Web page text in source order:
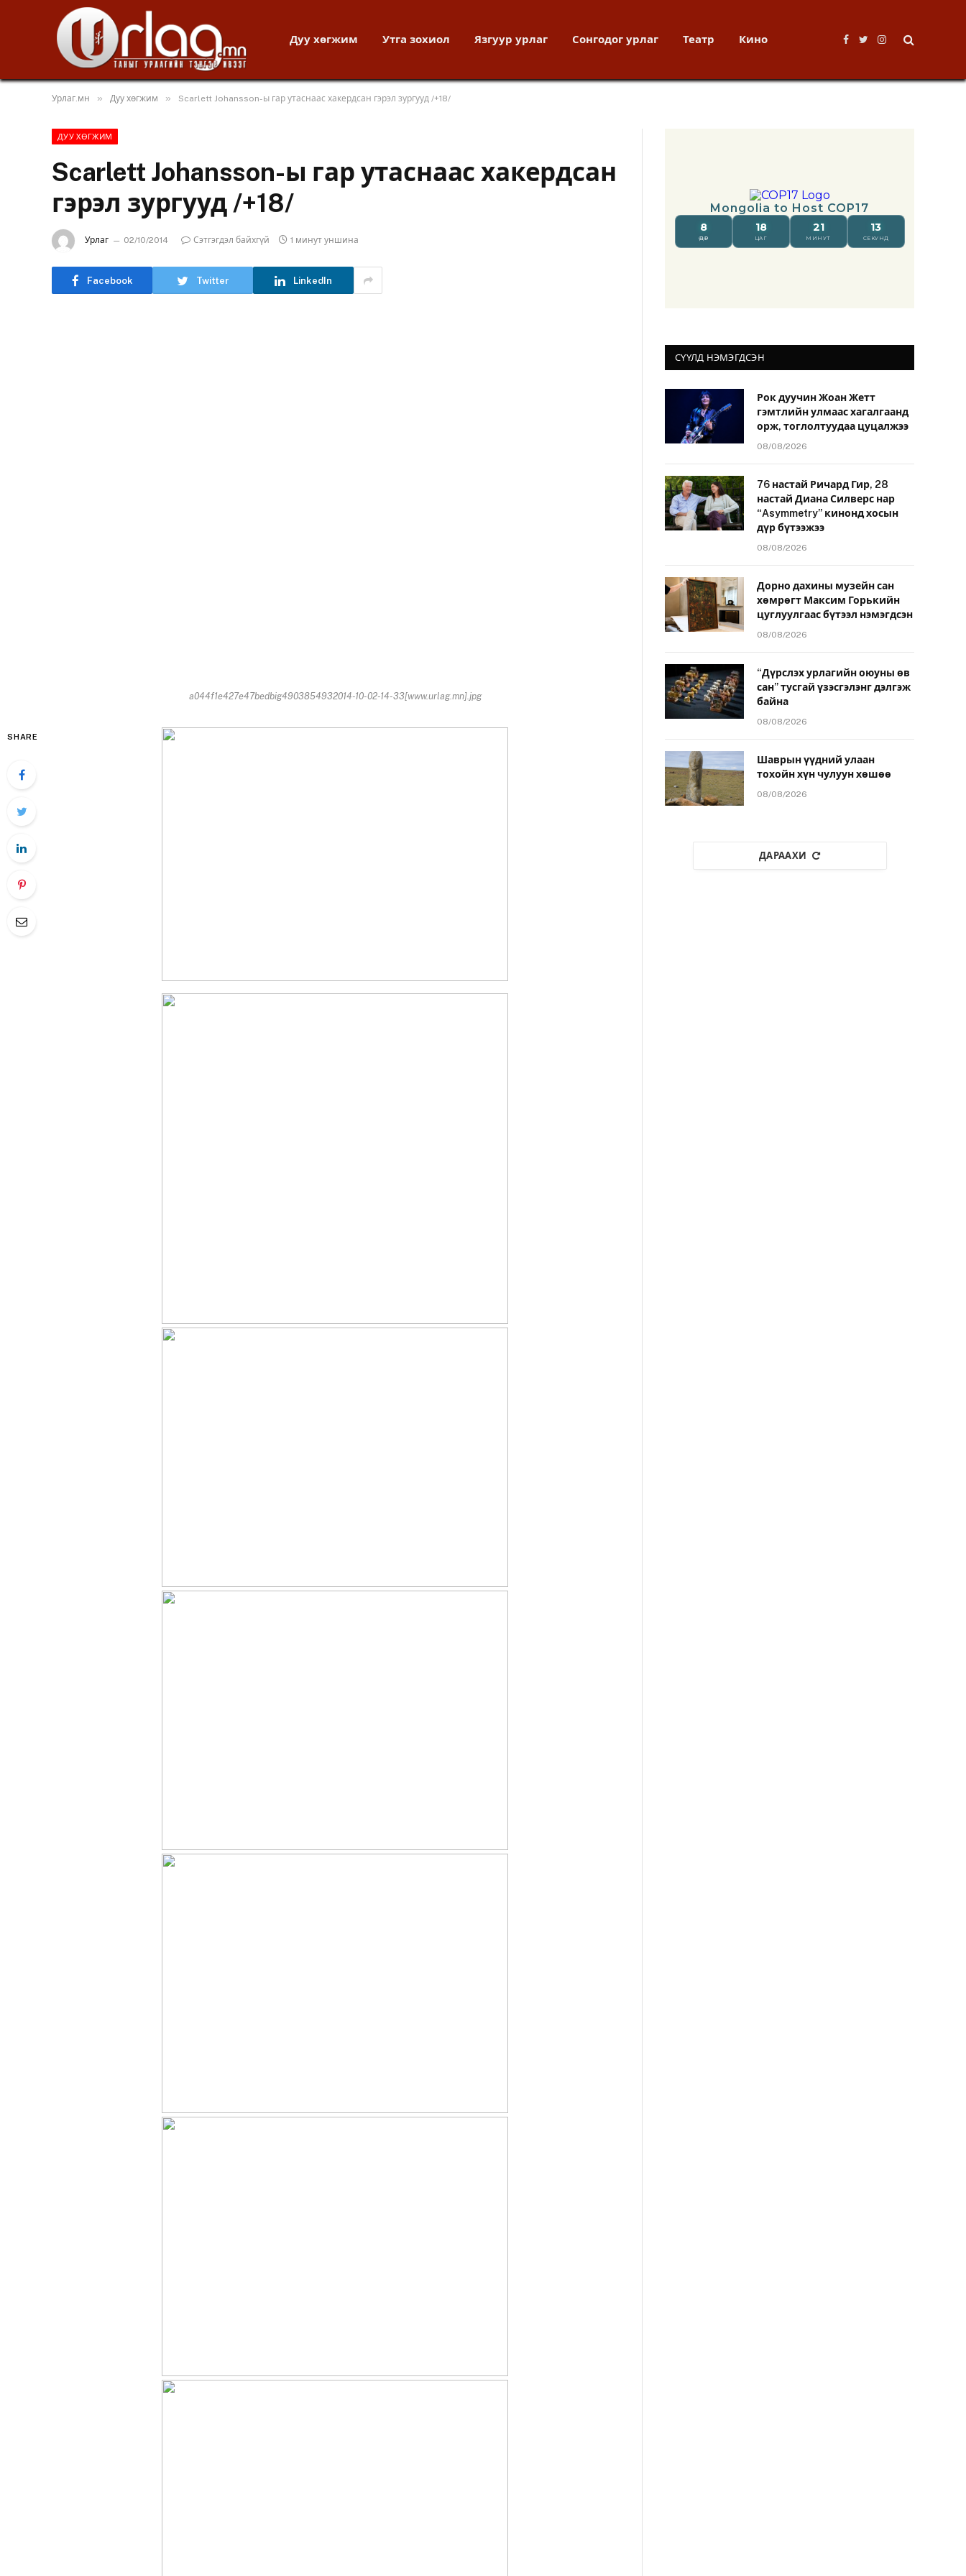
Дуу хөгжим Утга зохиол Язгуур урлаг Сонгодог урлаг Театр Кино
Facebook
TwitterInstagram
Урлаг.мн » Дуу хөгжим » Scarlett Johansson-ы гар утаснаас хакердсан гэрэл зургууд /+18/
ДУУ ХӨГЖИМ
Scarlett Johansson-ы гар утаснаас хакердсан
гэрэл зургууд /+18/
Урлаг 02/10/2014 Сэтгэгдэл байхгүй 1 минут уншина
Facebook Twitter LinkedIn
a044f1e427e47bedbig4903854932014-10-02-14-33[www.urlag.mn].jpg
SHARE
СҮҮЛД НЭМЭГДСЭН
Рок дуучин Жоан Жетт
гэмтлийн улмаас хагалгаанд
орж, тоглолтуудаа цуцалжээ
08/08/2026
76 настай Ричард Гир, 28
настай Диана Силверс нар
“Asymmetry” кинонд хосын
дүр бүтээжээ
08/08/2026
Дорно дахины музейн сан
хөмрөгт Максим Горькийн
цуглуулгаас бүтээл нэмэгдсэн
08/08/2026
“Дүрслэх урлагийн оюуны өв
сан” тусгай үзэсгэлэнг дэлгэж
байна
08/08/2026
Шаврын үүдний улаан
тохойн хүн чулуун хөшөө
08/08/2026
ДАРААХИ